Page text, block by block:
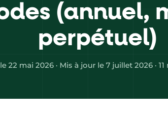
(annuel,
perpétuel)
22 mai 2026 · Mis à jour le 7 juillet 2026 ·